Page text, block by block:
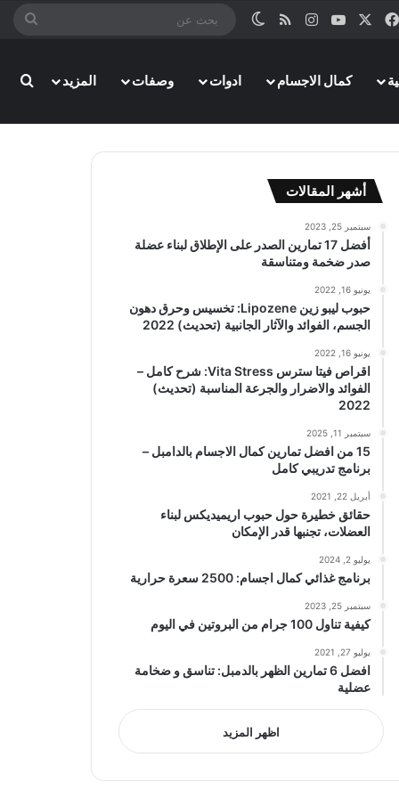
فيسبوك ‫YouTubeانستقرامملخص الموقع RSS
الوضع المظلم
كمال الاجسام ادوات وصفات المزيد
أشهر المقالات
سبتمبر 25, 2023
أفضل 17 تمارين الصدر على الإطلاق لبناء عضلة
صدر ضخمة ومتناسقة
يونيو 16, 2022
حبوب ليبو زين Lipozene: تخسيس وحرق دهون
الجسم، الفوائد والآثار الجانبية (تحديث) 2022
يونيو 16, 2022
اقراص فيتا سترس Vita Stress: شرح كامل –
الفوائد والاضرار والجرعة المناسبة (تحديث)
2022
سبتمبر 11, 2025
15 من افضل تمارين كمال الاجسام بالدامبل –
برنامج تدريبي كامل
أبريل 22, 2021
حقائق خطيرة حول حبوب اريميديكس لبناء
العضلات، تجنبها قدر الإمكان
يوليو 2, 2024
برنامج غذائي كمال اجسام: 2500 سعرة حرارية
سبتمبر 25, 2023
كيفية تناول 100 جرام من البروتين في اليوم
يوليو 27, 2021
افضل 6 تمارين الظهر بالدمبل: تناسق و ضخامة
عضلية
اظهر المزيد